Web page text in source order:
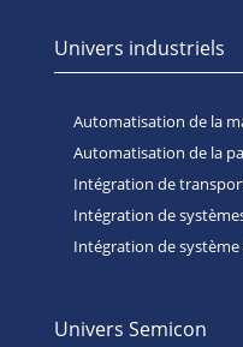
Univers industriels
Automatisation de la
Automatisation de la
Intégration de
Intégration de
Intégration de
Univers Semicon